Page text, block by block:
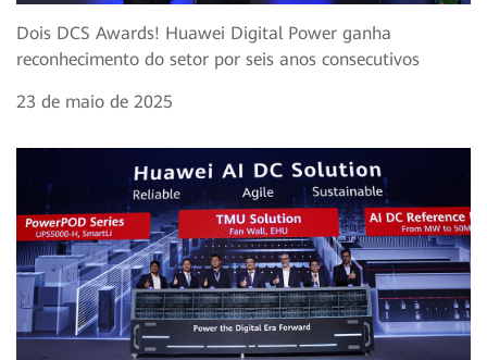
Dois DCS Awards! Huawei Digital Power ganha
reconhecimento do setor por seis anos consecutivos
23 de maio de 2025